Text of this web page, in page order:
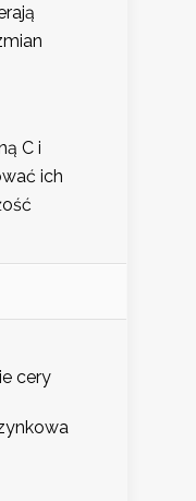
C i
ich
cery